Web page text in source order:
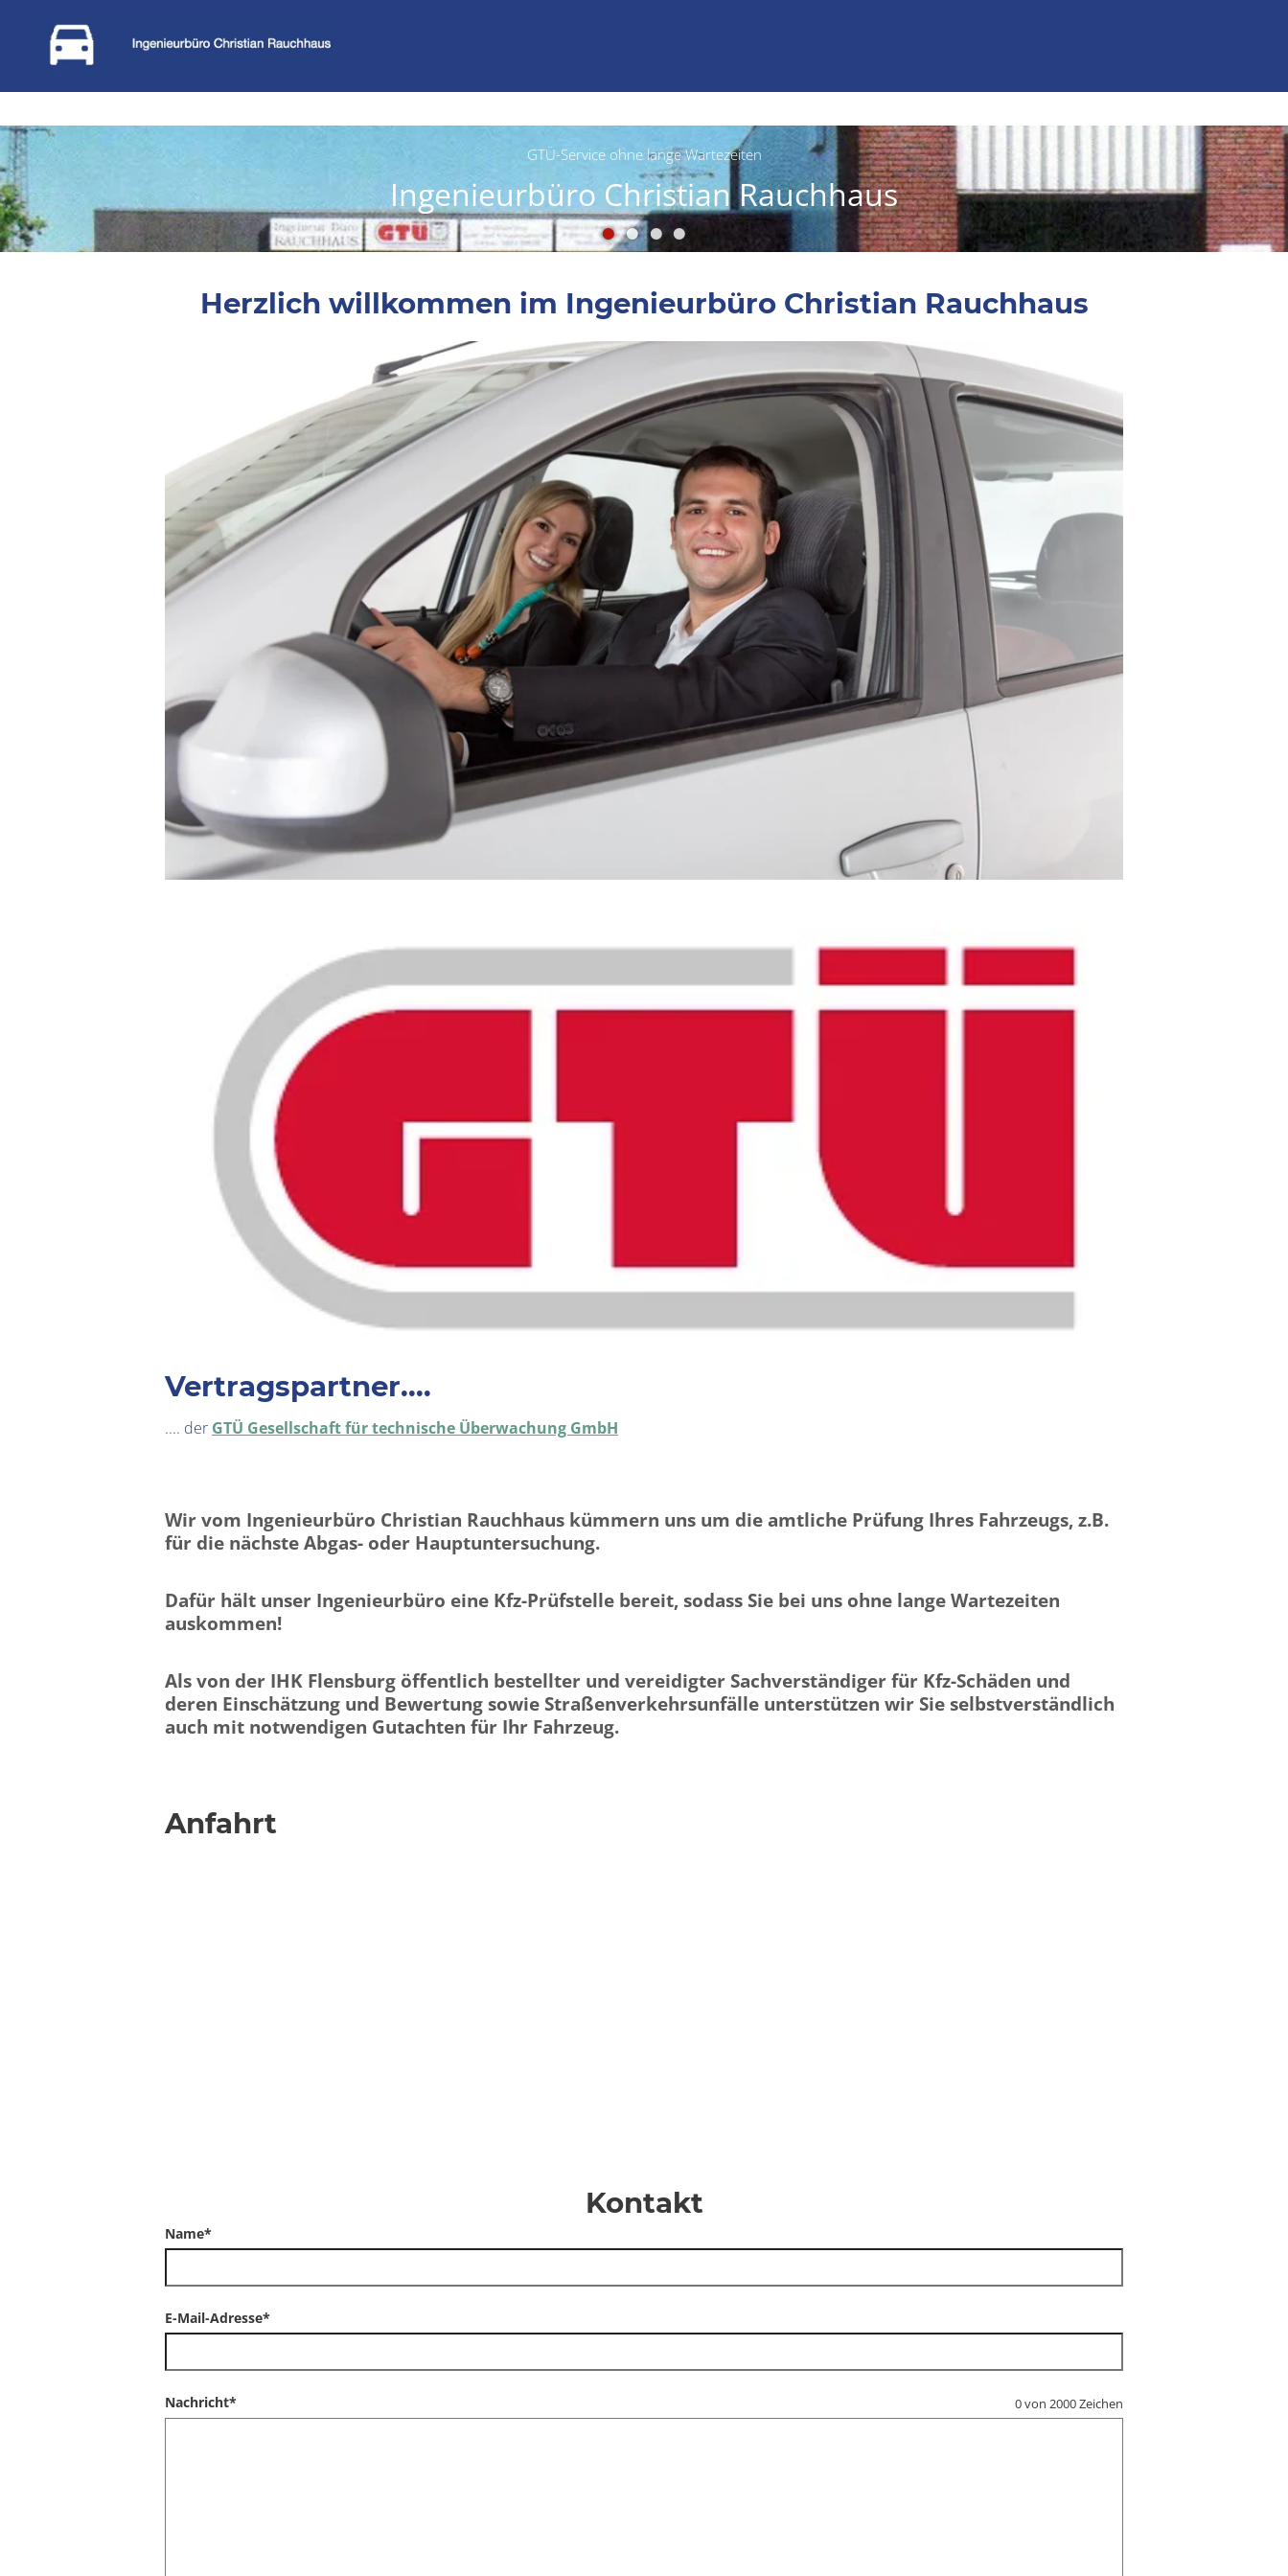
Ingenieurbüro Christian Rauchhaus
GTÜ-Service ohne lange Wartezeiten
Herzlich willkommen im Ingenieurbüro Christian Rauchhaus
Vertragspartner....
.... der GTÜ Gesellschaft für technische Überwachung GmbH
Wir vom Ingenieurbüro Christian Rauchhaus kümmern uns um die amtliche Prüfung Ihres Fahrzeugs, z.B.
für die nächste Abgas- oder Hauptuntersuchung.
Dafür hält unser Ingenieurbüro eine Kfz-Prüfstelle bereit, sodass Sie bei uns ohne lange Wartezeiten
auskommen!
Als von der IHK Flensburg öffentlich bestellter und vereidigter Sachverständiger für Kfz-Schäden und
deren Einschätzung und Bewertung sowie Straßenverkehrsunfälle unterstützen wir Sie selbstverständlich
auch mit notwendigen Gutachten für Ihr Fahrzeug.
Anfahrt
Kontakt
Name*
E-Mail-Adresse*
Nachricht* 0 von 2000 Zeichen
Wenn Sie dieses Feld sehen, lassen Sie es leer.